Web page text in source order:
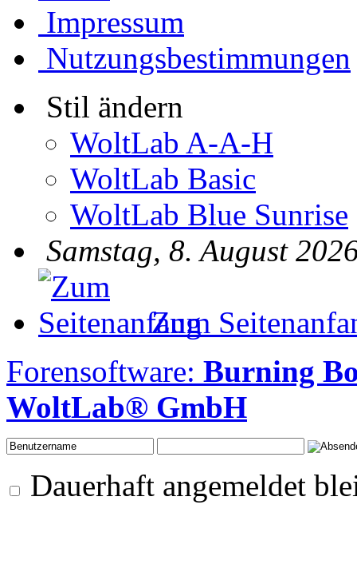
Impressum
Nutzungsbestimmungen
Stil ändern
WoltLab A-A-H
WoltLab Basic
WoltLab Blue Sunrise
Samstag, 8. August
Zum
Forensoftware: Burning
WoltLab® GmbH
Dauerhaft angemeldet